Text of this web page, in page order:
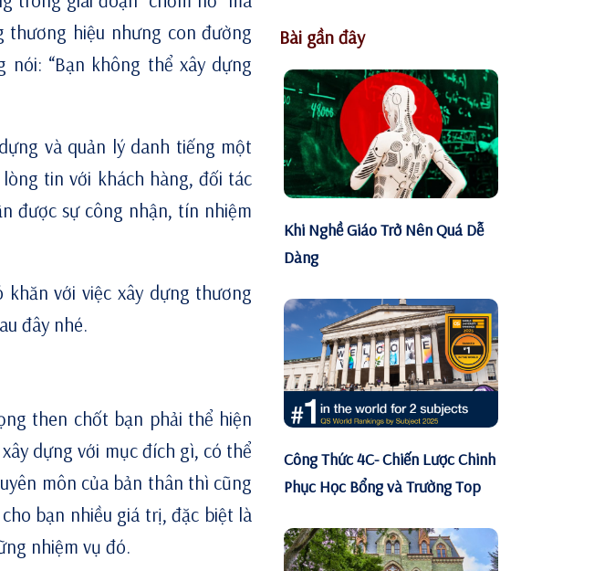
hiệu nhưng con đường
“Bạn không thể xây dựng
và quản lý danh tiếng một
tin với khách hàng, đối tác
được sự công nhận, tín nhiệm
với việc xây dựng thương
đây nhé.
then chốt bạn phải thể hiện
dựng với mục đích gì, có thể
môn của bản thân thì cũng
bạn nhiều giá trị, đặc biệt là
nhiệm vụ đó.
Bài gần đây
Khi Nghề Giáo Trở Nên Quá Dễ
Dàng
Công Thức 4C- Chiến Lược Chinh
Phục Học Bổng và Trường Top